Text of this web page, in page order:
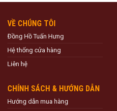
VỀ CHÚNG TÔI
Đồng Hồ Tuấn Hưng
Hệ thống cửa hàng
Liên hệ
CHÍNH SÁCH & HƯỚNG DẪN
Hướng dẫn mua hàng